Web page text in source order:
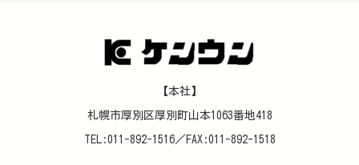
【本社】
札幌市厚別区厚別町山本1063番地418
TEL:011-892-1516／FAX:011-892-1518